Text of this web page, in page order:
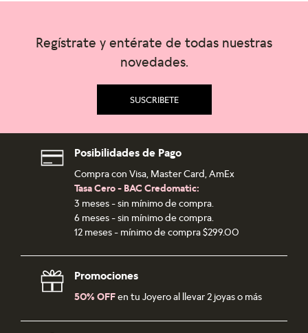
Regístrate y entérate de todas nuestras
novedades.
SUSCRIBETE
Posibilidades de Pago
Compra con Visa, Master Card, AmEx
Tasa Cero - BAC Credomatic:
3 meses - sin mínimo de compra.
6 meses - sin mínimo de compra.
12 meses - mínimo de compra $299.00
Promociones
50% OFFen tu Joyero al llevar 2 joyas o más